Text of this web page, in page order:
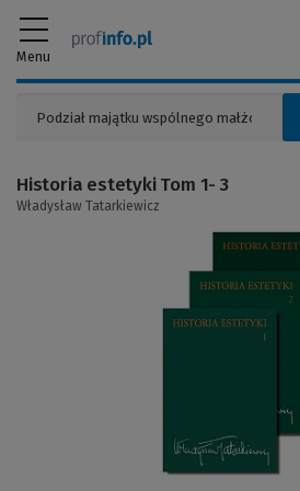
Menu
Historia estetyki Tom 1- 3
Władysław Tatarkiewicz